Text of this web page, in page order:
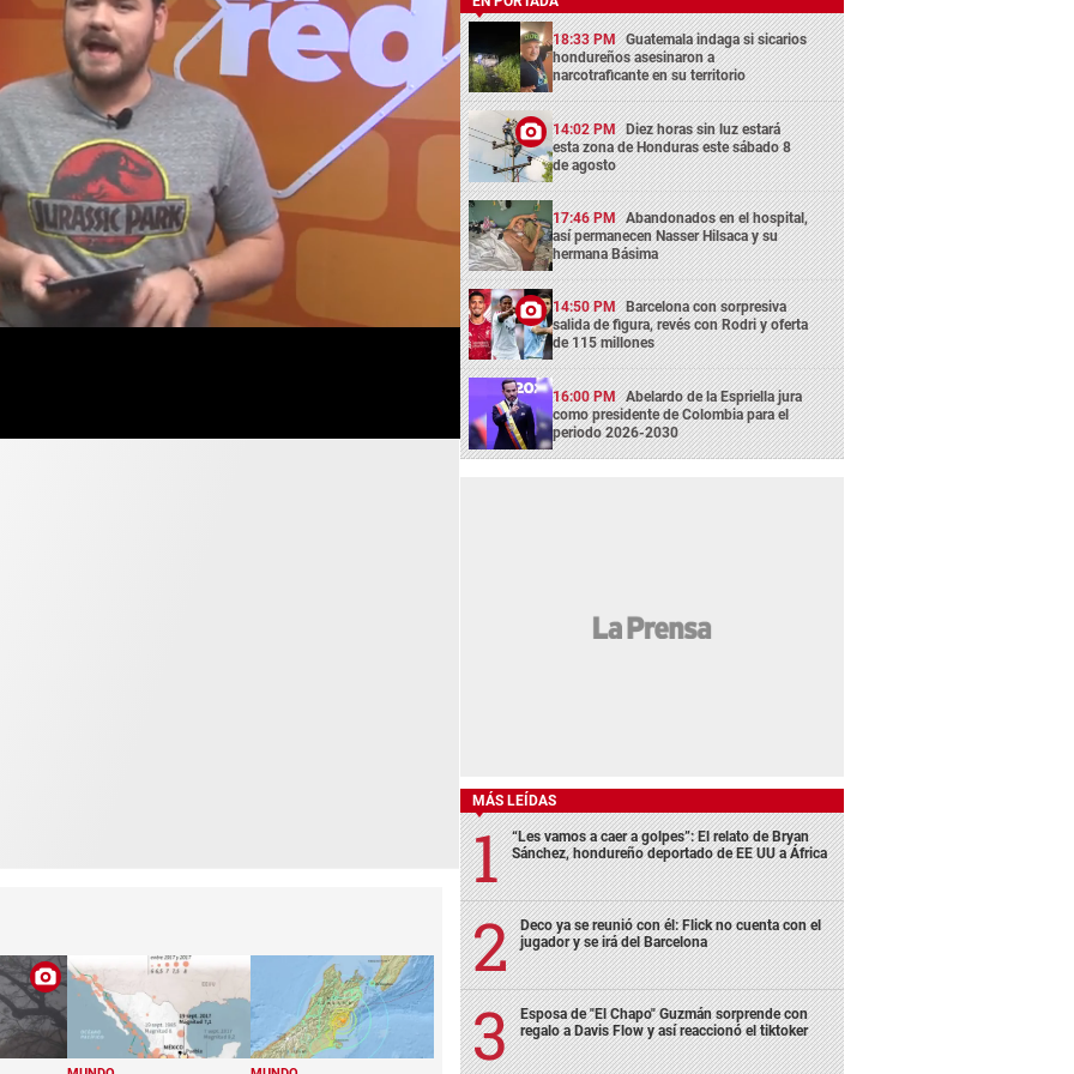
18:33 PM Guatemala indaga si sicarios
hondureños asesinaron a
narcotraficante en su territorio
14:02 PM Diez horas sin luz estará
esta zona de Honduras este sábado 8
de agosto
17:46 PM Abandonados en el hospital,
así permanecen Nasser Hilsaca y su
hermana Básima
14:50 PM Barcelona con sorpresiva
salida de figura, revés con Rodri y oferta
de 115 millones
16:00 PM Abelardo de la Espriella jura
como presidente de Colombia para el
periodo 2026-2030
MÁS LEÍDAS
“Les vamos a caer a golpes”: El relato de Bryan
Sánchez, hondureño deportado de EE UU a África
Deco ya se reunió con él: Flick no cuenta con el
jugador y se irá del Barcelona
Esposa de "El Chapo" Guzmán sorprende con
regalo a Davis Flow y así reaccionó el tiktoker